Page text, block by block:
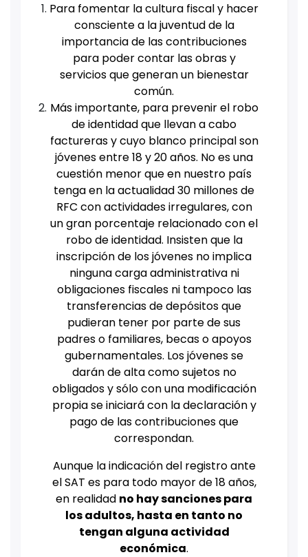
Para fomentar la cultura fiscal y hacer
consciente a la juventud de la
importancia de las contribuciones
para poder contar las obras y
servicios que generan un bienestar
común.
Más importante, para prevenir el robo
de identidad que llevan a cabo
factureras y cuyo blanco principal son
jóvenes entre 18 y 20 años. No es una
cuestión menor que en nuestro país
tenga en la actualidad 30 millones de
RFC con actividades irregulares, con
un gran porcentaje relacionado con el
robo de identidad. Insisten que la
inscripción de los jóvenes no implica
ninguna carga administrativa ni
obligaciones fiscales ni tampoco las
transferencias de depósitos que
pudieran tener por parte de sus
padres o familiares, becas o apoyos
gubernamentales. Los jóvenes se
darán de alta como sujetos no
obligados y sólo con una modificación
propia se iniciarácon la declaración y
pago de las contribuciones que
correspondan.
Aunque la indicación del registro ante
el SAT es para todo mayor de 18 años,
en realidad no hay sanciones para
los adultos, hasta en tanto no
tengan alguna actividad
económica.